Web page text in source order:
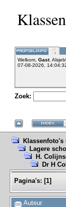
Welkom, Gast.
07-08-2026,
Zoek:
Lagere
H.
Dr H
Pagina's: [1]
Auteur